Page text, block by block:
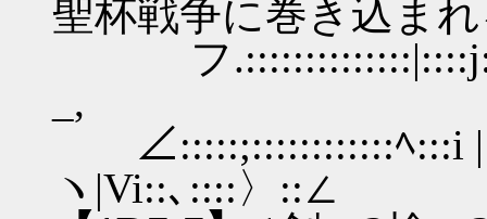
聖杯戦争に巻き込ま
フ.::::::::::::::|::::j:ｉ
_,
∠:::::;::::::::::::ﾍ:::i
ヽ|Vi::､::::〉